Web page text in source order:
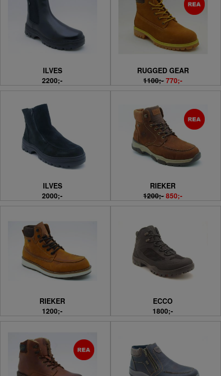
ILVES
2200;-
RUGGED GEAR
1100;- 770;-
ILVES
2000;-
RIEKER
1200;- 850;-
RIEKER
1200;-
ECCO
1800;-